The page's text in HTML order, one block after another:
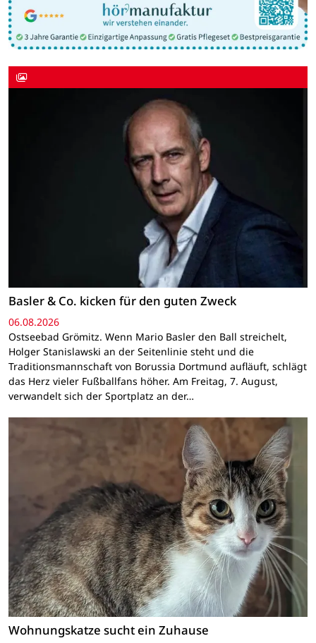
Basler & Co. kicken für den guten Zweck
06.08.2026
Ostseebad Grömitz. Wenn Mario Basler den Ball streichelt,
Holger Stanislawski an der Seitenlinie steht und die
Traditionsmannschaft von Borussia Dortmund aufläuft, schlägt
das Herz vieler Fußballfans höher. Am Freitag, 7. August,
verwandelt sich der Sportplatz an der…
Wohnungskatze sucht ein Zuhause